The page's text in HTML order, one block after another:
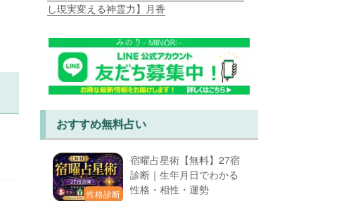
し現実変える神霊力】月香
おすすめ無料占い
性格診断
宿曜占星術【無料】27宿
診断｜生年月日でわかる
性格・相性・運勢